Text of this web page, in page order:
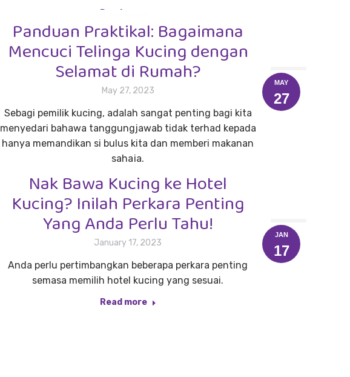
Read more
MAY
27
Panduan Praktikal: Bagaimana
Mencuci Telinga Kucing dengan
Selamat di Rumah?
May 27, 2023
Sebagi pemilik kucing, adalah sangat penting bagi kita
menyedari bahawa tanggungjawab tidak terhad kepada
hanya memandikan si bulus kita dan memberi makanan
sahaja.
Read more
JAN
17
Nak Bawa Kucing ke Hotel
Kucing? Inilah Perkara Penting
Yang Anda Perlu Tahu!
January 17, 2023
Anda perlu pertimbangkan beberapa perkara penting
semasa memilih hotel kucing yang sesuai.
Read more